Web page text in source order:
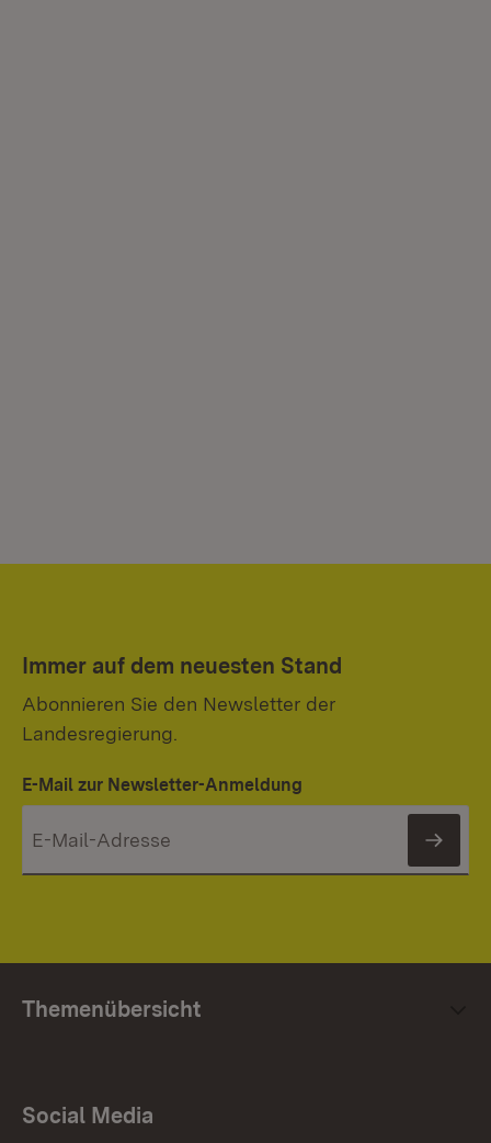
Immer auf dem neuesten Stand
Abonnieren Sie den Newsletter der
Landesregierung.
E-Mail zur Newsletter-Anmeldung
Themenübersicht
Social Media